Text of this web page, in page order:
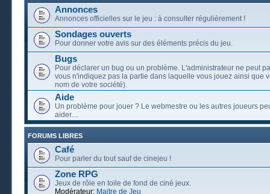
Annonces
Annonces officielles sur le jeu : à consulter régulièrement !
Sondages ouverts
Pour donner votre avis sur des éléments précis du jeu.
Bugs
Pour déclarer un bug ou un problème. L'administrateur ne peut
vous n'indiquez pas la partie dans laquelle vous jouez ainsi que
nom de votre société).
Aide
Un problème pour jouer ? Le webmestre ou les autres joueurs
aider....
FORUMS LIBRES
Café
Pour parler du tout sauf de cinejeu !
Zone RPG
Jeux de rôle en toile de fond de ciné jeux.
Modérateur: Maitre de Jeu